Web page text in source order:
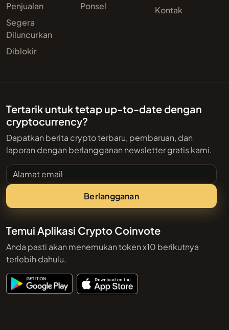
Penjualan
Segera
Diluncurkan
Diblokir
Ponsel
Kontak
Tertarik untuk tetap up-to-date dengan
cryptocurrency?
Dapatkan berita crypto terbaru, pembaruan, dan
laporan dengan berlangganan newsletter gratis kami.
Alamat email
Berlangganan
Temui Aplikasi Crypto Coinvote
Anda pasti akan menemukan token x10 berikutnya
terlebih dahulu.